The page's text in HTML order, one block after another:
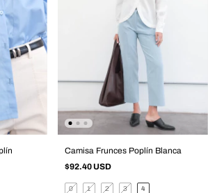
Camisa Frunces Poplín Blanca
$92.40 USD
0 1 2 3 4